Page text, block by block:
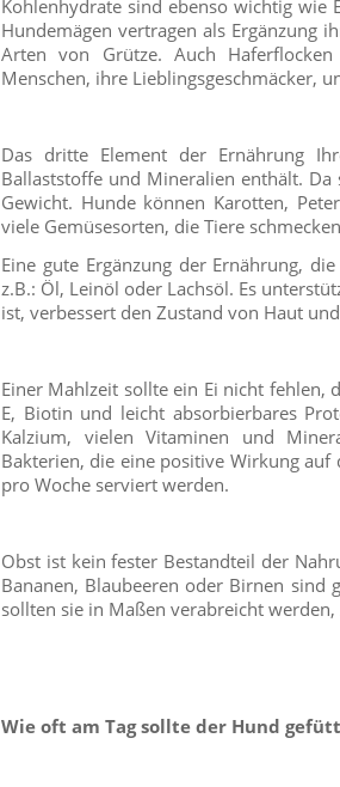
Kohlenhydrate sind ebenso wichtig wie
Hundemägen vertragen als Ergänzung
Arten von Grütze. Auch
Menschen, ihre Lieblingsgeschmäcker,
Das dritte Element der Ernährung
Ballaststoffe und Mineralien enthält.
Gewicht. Hunde können Karotten,
viele Gemüsesorten, die Tiere
Eine gute Ergänzung der Ernährung,
z.B.: Öl, Leinöl oder Lachsöl. Es
ist, verbessert den Zustand von Haut
Einer Mahlzeit sollte ein Ei nicht
E, Biotin und leicht absorbierbares
Kalzium, vielen Vitaminen und
Bakterien, die eine positive Wirkung auf
pro Woche serviert werden.
Obst ist kein fester Bestandteil der
Bananen, Blaubeeren oder Birnen sind
sollten sie in Maßen verabreicht
Wie oft am Tag sollte der Hund